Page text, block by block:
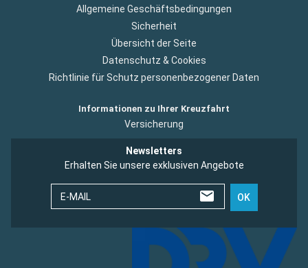
Allgemeine Geschäftsbedingungen
Sicherheit
Übersicht der Seite
Datenschutz & Cookies
Richtlinie für Schutz personenbezogener Daten
Informationen zu Ihrer Kreuzfahrt
Versicherung
Newsletters
Erhalten Sie unsere exklusiven Angebote
E-MAIL OK